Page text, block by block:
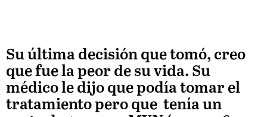
Su última decisión que tomó, creo
que fue la peor de su vida. Su
médico le dijo que podía tomar el
tratamiento pero que tenía un